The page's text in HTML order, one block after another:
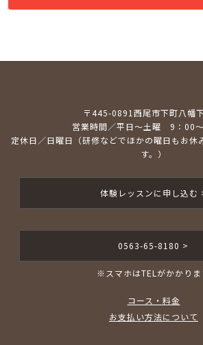
〒445-0891西尾市下町八幡
営業時間／平日～土曜 9：00
定休日／日曜日（研修などでほかの曜日もお休
す。）
体験レッスンに申し込む
0563-65-8180 >
※スマホはTELがかかりま
コース・料金
お支払い方法について